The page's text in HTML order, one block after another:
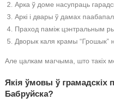
Арка ў доме насупраць
Аркі і двары ў дамах
Праход паміж цэнтральным
Дворык каля крамы “Грошык”
Але цалкам магчыма, што такіх
Якія ўмовы ў грамадскіх
Бабруйска?